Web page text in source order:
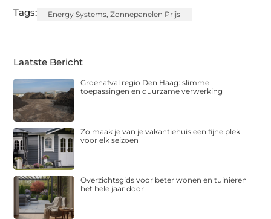
Tags: Energy Systems,Zonnepanelen Prijs
Laatste Bericht
Groenafval regio Den Haag: slimme
toepassingen en duurzame verwerking
Zo maak je van je vakantiehuis een fijne plek
voor elk seizoen
Overzichtsgids voor beter wonen en tuinieren
het hele jaar door